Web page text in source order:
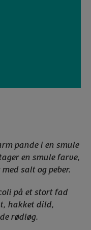
pande i en smule
en smule farve,
salt og peber.
på et stort fad
hakket dild,
rødløg.